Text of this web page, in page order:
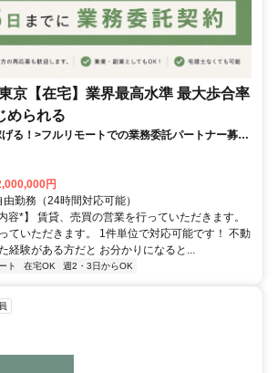
京【在宅】業界最高水準 最大歩合率
められる
る！>フルリモートでの業務委託パートナー募
！
円
勤務（24時間対応可能）
容*】 賃貸、売買の営業を行っていただきます。
ていただきます。 1件単位で対応可能です！ 不動
経験がある方だと お分かりになると...
ト 在宅OK 週2・3日からOK